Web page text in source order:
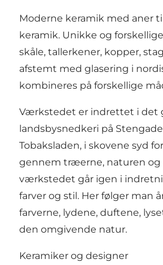
Moderne keramik med aner
keramik. Unikke og
skåle, tallerkener, kopper,
afstemt med glasering i
kombineres på forskellige
Værkstedet er indrettet i det
landsbysnedkeri på
Tobaksladen, i skovene syd
gennem træerne, naturen og
værkstedet går igen i
farver og stil. Her følger man
farverne, lydene, duftene,
den omgivende natur.
Keramiker og designer